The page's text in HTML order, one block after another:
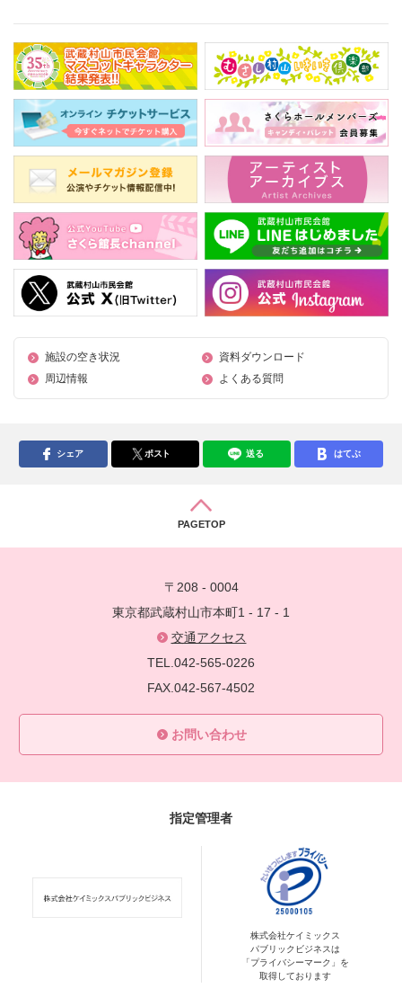
施設の空き状況
資料ダウンロード
周辺情報
よくある質問
シェア ポスト 送る はてぶ
PAGETOP
〒208 - 0004
東京都武蔵村山市本町1 - 17 - 1
交通アクセス
TEL.042-565-0226
FAX.042-567-4502
お問い合わせ
指定管理者
株式会社ケイミックス
パブリックビジネスは
「プライバシーマーク」を
取得しております